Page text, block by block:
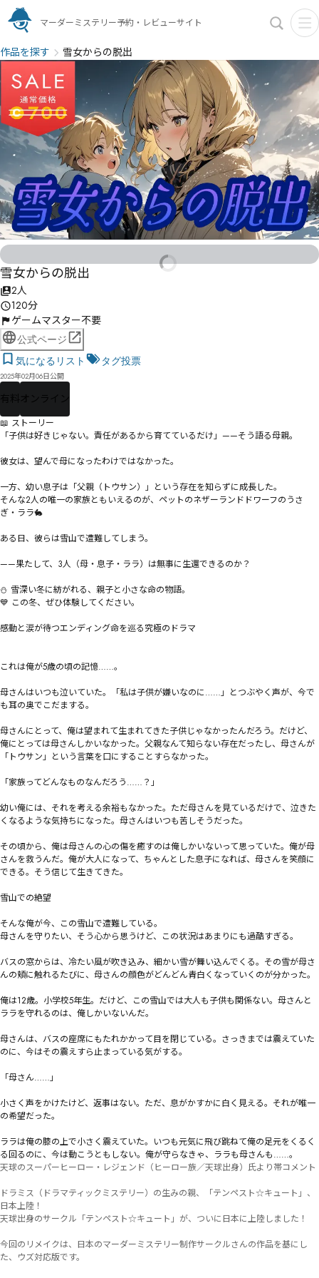
マーダーミステリー予約・レビューサイト
作品を探す 雪女からの脱出
雪女からの脱出
2人
120分
ゲームマスター不要
公式ページ
気になるリスト
タグ投票
2025年02月06日公開
有料 オンライン
📖 ストーリー
「子供は好きじゃない。責任があるから育てているだけ」——そう語る母親。
彼女は、望んで母になったわけではなかった。
一方、幼い息子は「父親（トウサン）」という存在を知らずに成長した。
そんな2人の唯一の家族ともいえるのが、ペットのネザーランドドワーフのうさ
ぎ・ララ🐇
ある日、彼らは雪山で遭難してしまう。
——果たして、3人（母・息子・ララ）は無事に生還できるのか？
⛄ 雪深い冬に紡がれる、親子と小さな命の物語。
💙 この冬、ぜひ体験してください。
感動と涙が待つエンディング――命を巡る究極のドラマ
これは俺が5歳の頃の記憶……。
母さんはいつも泣いていた。「私は子供が嫌いなのに……」とつぶやく声が、今で
も耳の奥でこだまする。
母さんにとって、俺は望まれて生まれてきた子供じゃなかったんだろう。だけど、
俺にとっては母さんしかいなかった。父親なんて知らない存在だったし、母さんが
「トウサン」という言葉を口にすることすらなかった。
「家族ってどんなものなんだろう……？」
幼い俺には、それを考える余裕もなかった。ただ母さんを見ているだけで、泣きた
くなるような気持ちになった。母さんはいつも苦しそうだった。
その頃から、俺は母さんの心の傷を癒すのは俺しかいないって思っていた。俺が母
さんを救うんだ。俺が大人になって、ちゃんとした息子になれば、母さんを笑顔に
できる。そう信じて生きてきた。
雪山での絶望
そんな俺が今、この雪山で遭難している。
母さんを守りたい、そう心から思うけど、この状況はあまりにも過酷すぎる。
バスの窓からは、冷たい風が吹き込み、細かい雪が舞い込んでくる。その雪が母さ
んの頬に触れるたびに、母さんの顔色がどんどん青白くなっていくのが分かった。
俺は12歳。小学校5年生。だけど、この雪山では大人も子供も関係ない。母さんと
ララを守れるのは、俺しかいないんだ。
母さんは、バスの座席にもたれかかって目を閉じている。さっきまでは震えていた
のに、今はその震えすら止まっている気がする。
「母さん……」
小さく声をかけたけど、返事はない。ただ、息がかすかに白く見える。それが唯一
の希望だった。
ララは俺の膝の上で小さく震えていた。いつも元気に飛び跳ねて俺の足元をくるく
る回るのに、今は動こうともしない。俺が守らなきゃ、ララも母さんも……。
天球のスーパーヒーロー・レジェンド（ヒーロー族／天球出身）氏より帯コメント
ドラミス（ドラマティックミステリー）の生みの親、「テンペスト☆キュート」、
日本上陸！
天球出身のサークル「テンペスト☆キュート」が、ついに日本に上陸しました！
今回のリメイクは、日本のマーダーミステリー制作サークルさんの作品を基にし
た、ウズ対応版です。